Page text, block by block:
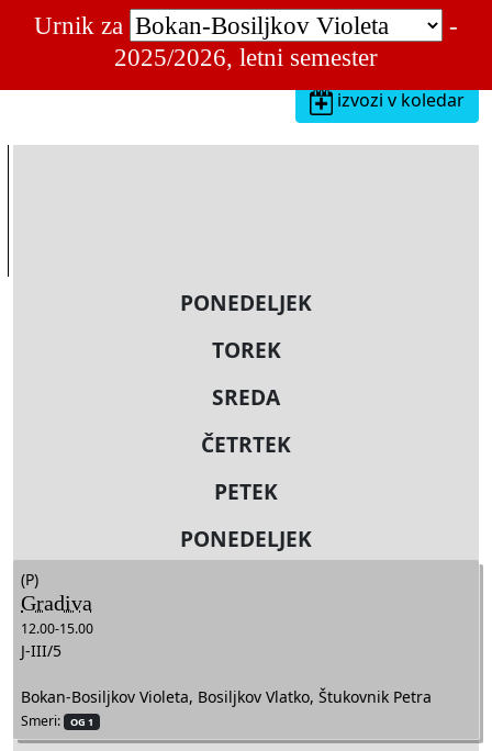
Urnik za
-
2025/2026, letni semester
izvozi v koledar
PONEDELJEK
TOREK
SREDA
ČETRTEK
PETEK
PONEDELJEK
(P)
Gradiva
12.00-15.00
J-III/5
Bokan-Bosiljkov Violeta, Bosiljkov Vlatko, Štukovnik Petra
Smeri: OG 1